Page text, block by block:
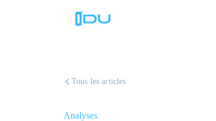
Tous les articles
Analyses